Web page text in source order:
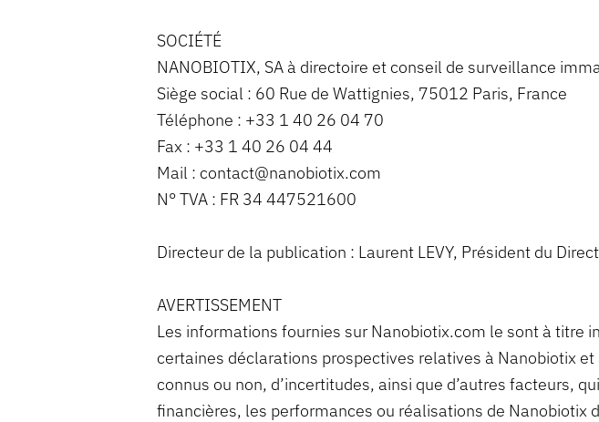
SOCIÉTÉ
NANOBIOTIX, SA à directoire et conseil de surveillance
Siège social : 60 Rue de Wattignies, 75012 Paris, France
Téléphone : +33 1 40 26 04 70
Fax : +33 1 40 26 04 44
Mail : contact@nanobiotix.com
N° TVA : FR 34 447521600
Directeur de la publication : Laurent LEVY, Président du
AVERTISSEMENT
Les informations fournies sur Nanobiotix.com le sont à titre
certaines déclarations prospectives relatives à Nanobiotix
connus ou non, d’incertitudes, ainsi que d’autres facteurs,
financières, les performances ou réalisations de